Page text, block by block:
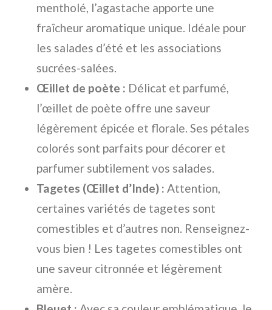
mentholé, l’agastache apporte une
fraîcheur aromatique unique. Idéale pour
les salades d’été et les associations
sucrées-salées.
Œillet de poète : Délicat et parfumé,
l’œillet de poète offre une saveur
légèrement épicée et florale. Ses pétales
colorés sont parfaits pour décorer et
parfumer subtilement vos salades.
Tagetes (Œillet d’Inde) : Attention,
certaines variétés de tagetes sont
comestibles et d’autres non. Renseignez-
vous bien ! Les tagetes comestibles ont
une saveur citronnée et légèrement
amère.